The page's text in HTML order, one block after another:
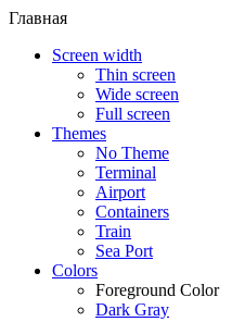
Главная
Screen width
Thin screen
Wide screen
Full screen
Themes
No Theme
Terminal
Airport
Containers
Train
Sea Port
Colors
Foreground Color
Dark Gray